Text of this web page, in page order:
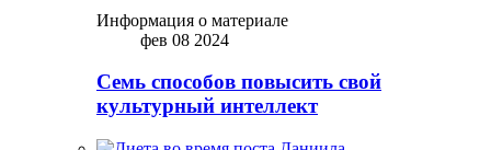
Информация о материале
фев 08 2024
Семь способов повысить свой
культурный интеллект